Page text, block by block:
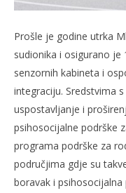
Prošle je godine utrka
sudionika i osigurano je
senzornih kabineta i
integraciju. Sredstvima
uspostavljanje i
psihosocijalne podrške
programa podrške za
područjima gdje su
boravak i